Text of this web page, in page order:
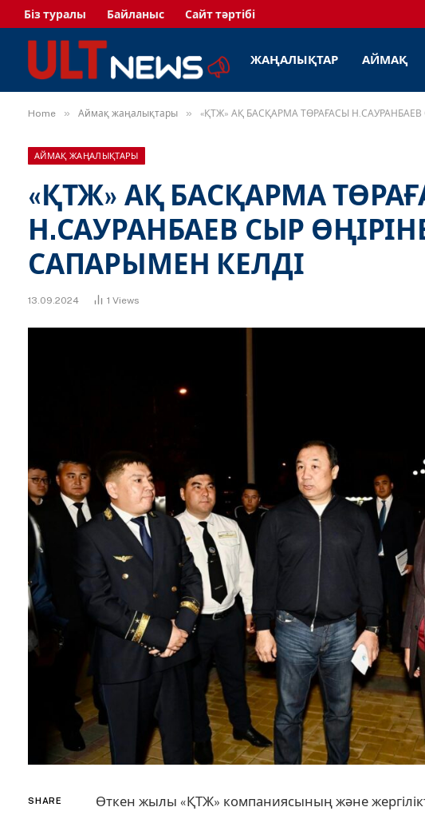
Біз туралы Байланыс Сайт тәртібі
ЖАҢАЛЫҚТАР АЙМАҚ
Home » Аймақ жаңалықтары » «ҚТЖ» АҚ БАСҚАРМА ТӨРАҒАСЫ
АЙМАҚ ЖАҢАЛЫҚТАРЫ
«ҚТЖ» АҚ БАСҚАРМА
Н.САУРАНБАЕВ СЫР
САПАРЫМЕН КЕЛДІ
13.09.2024 1 Views
SHARE
Өткен жылы «ҚТЖ» компаниясының және